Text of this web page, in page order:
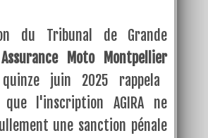
du Tribunal de Grande
Assurance Moto Montpellier
juin 2025 rappela
l'inscription AGIRA ne
une sanction pénale